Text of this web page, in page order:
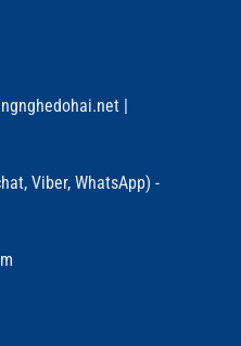
|
Viber, WhatsApp) -